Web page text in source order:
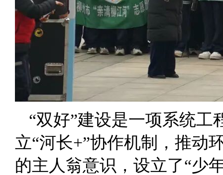
“双好”建设是一项系统
立“河长+”协作机制，推动
的主人翁意识，设立了“少